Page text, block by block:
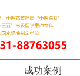
成功案例